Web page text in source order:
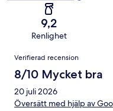
9,2
Renlighet
Recensioner
Verifierad recension
8/10 Mycket bra
20 juli 2026
Översätt med hjälp av